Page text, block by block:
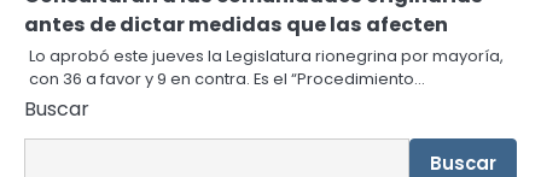
antes de dictar medidas que las afecten
Lo aprobó este jueves la Legislatura rionegrina por mayoría,
con 36 a favor y 9 en contra. Es el “Procedimiento…
Buscar
Buscar